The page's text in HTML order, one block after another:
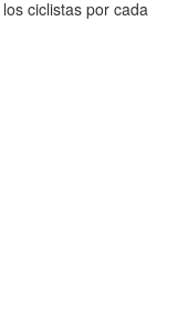
ciclistas por cada